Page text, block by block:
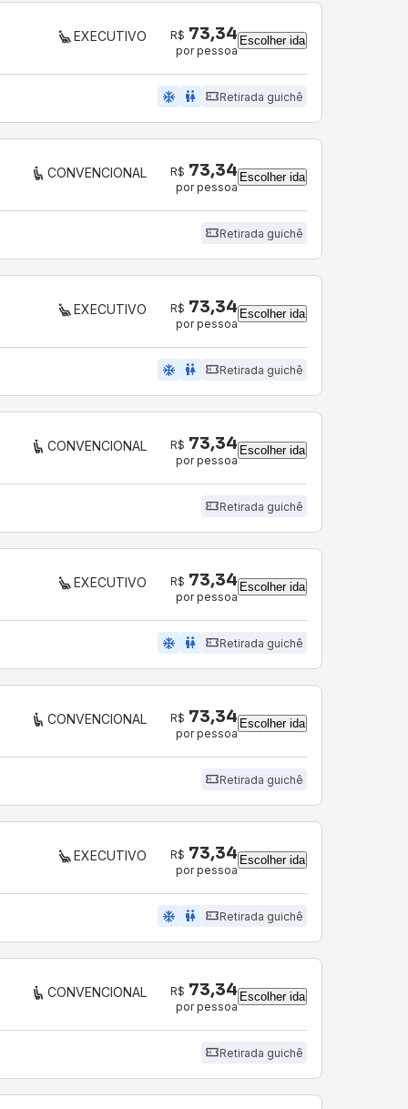
EXECUTIVO R$ 73,34
por pessoa
Escolher ida
ac_unit wc Retirada guichê
CONVENCIONAL R$ 73,34
por pessoa
Escolher ida
Retirada guichê
EXECUTIVO R$ 73,34
por pessoa
Escolher ida
ac_unit wc Retirada guichê
CONVENCIONAL R$ 73,34
por pessoa
Escolher ida
Retirada guichê
EXECUTIVO R$ 73,34
por pessoa
Escolher ida
ac_unit wc Retirada guichê
CONVENCIONAL R$ 73,34
por pessoa
Escolher ida
Retirada guichê
EXECUTIVO R$ 73,34
por pessoa
Escolher ida
ac_unit wc Retirada guichê
CONVENCIONAL R$ 73,34
por pessoa
Escolher ida
Retirada guichê